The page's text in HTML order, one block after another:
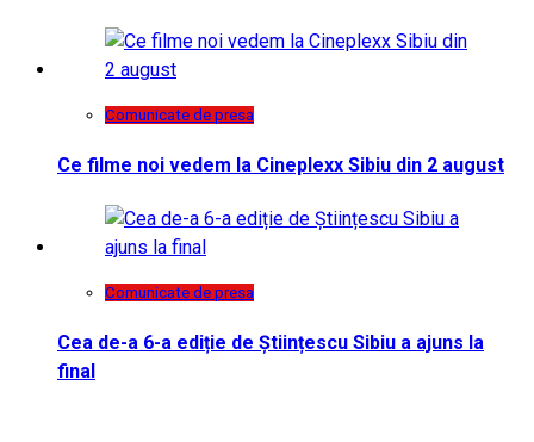
Comunicate de presa
Ce filme noi vedem la Cineplexx Sibiu din 2 august
Comunicate de presa
Cea de-a 6-a ediție de Științescu Sibiu a ajuns la
final